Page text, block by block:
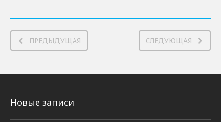
ПРЕДЫДУЩАЯ СЛЕДУЮЩАЯ
Новые записи